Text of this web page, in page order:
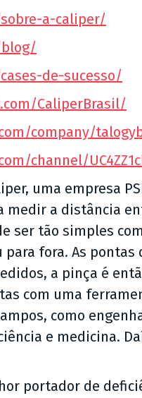
a-caliper/
de-sucesso/
CaliperBrasil/
company/
channel/
uma empresa
medir a distância
ser tão simples
fora. As
a pinça é
com uma
como
e medicina.
portador de